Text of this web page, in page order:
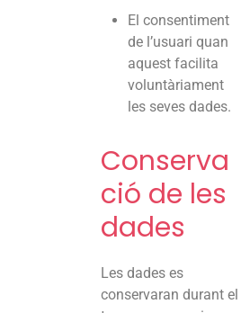
El consentiment
de l’usuari quan
aquest facilita
voluntàriament
les seves dades.
Conserva
ció de les
dades
Les dades es
conservaran durant el